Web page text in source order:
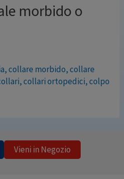
morbido o
,collare morbido,collare
,collari ortopedici,colpo
morbido è consigliato per
da contratture muscolari
Vieni in Negozio